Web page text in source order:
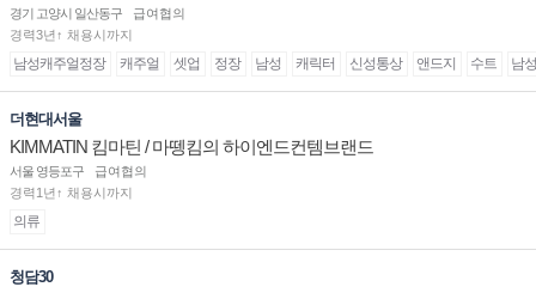
경기 고양시 일산동구
급여협의
경력3년↑ 채용시까지
남성캐주얼정장 캐주얼 셋업 정장 남성 캐릭터 신성통상 앤드지 수트 남
더현대서울
KIMMATIN 킴마틴 / 마뗑킴의 하이엔드컨템브랜드
서울 영등포구
급여협의
경력1년↑ 채용시까지
의류
청담30